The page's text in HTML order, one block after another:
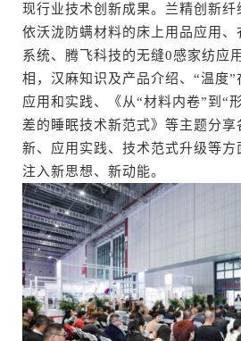
现行业技术创新成果。兰精创新纤
依沃泷防螨材料的床上用品应用、
系统、腾飞科技的无缝0感家纺应
相，汉麻知识及产品介绍、“温度
应用和实践、《从“材料内卷”到“
差的睡眠技术新范式》等主题分享
新、应用实践、技术范式升级等
注入新思想、新动能。